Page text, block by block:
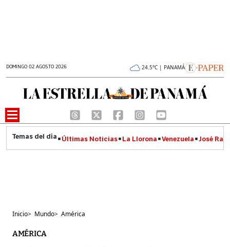
DOMINGO 02 AGOSTO 2026 24.5°C | PANAMÁ
Últimas Noticias La Llorona Venezuela José
Inicio> Mundo> América
AMÉRICA